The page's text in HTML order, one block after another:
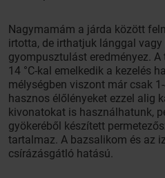
Nagymamám a járda között
irtotta, de irthatjuk lánggal vagy
gyompusztulást eredményez.
14 °C-kal emelkedik a kezelés
mélységben viszont már csak
hasznos élőlényeket ezzel alig
kivonatokat is használhatunk,
gyökeréből készített
tartalmaz. A bazsalikom és az
csírázásgátló hatású.